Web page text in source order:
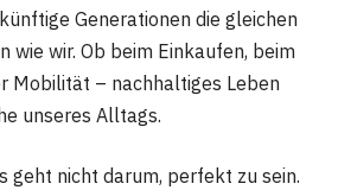
Generationen die gleichen
wie wir. Ob beim Einkaufen, beim
Mobilität – nachhaltiges Leben
unseres Alltags.
geht nicht darum, perfekt zu sein.